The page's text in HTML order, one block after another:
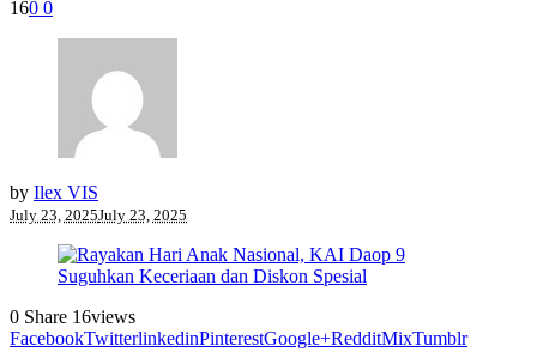
160 0
by Ilex VIS
July 23, 2025July 23, 2025
0 Share 16views
FacebookTwitterlinkedinPinterestGoogle+RedditMixTumblr